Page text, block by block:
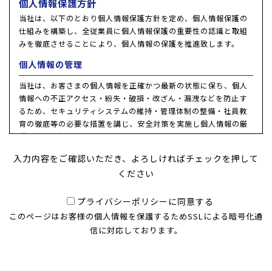
個人情報保護方針
当社は、以下のとおり個人情報保護方針を定め、個人情報保護の
仕組みを構築し、全従業員に個人情報保護の重要性の認識と取組
みを徹底させることにより、個人情報の保護を推進致します。
個人情報の管理
当社は、お客さまの個人情報を正確かつ最新の状態に保ち、個人
情報への不正アクセス・紛失・破損・改ざん・漏洩などを防止す
るため、セキュリティシステムの維持・管理体制の整備・社員教
育の徹底等の必要な措置を講じ、安全対策を実施し個人情報の厳
重な管理を行ないます。
個人情報の利用目的
本ウェブサイトでは、お客様からのお問い合わせ時に、お名前、
ございますが、これらの個人情報はご提供いただく際の目的以外
では利用いたしません。
お客さまからお預かりした個人情報は、当社からのご連絡や業務
入力内容をご確認いただき、よろしければチェックを押して
ください
プライバシーポリシーに同意する
このページはお客様の個人情報を保護するためSSLによる暗号化通
信に対応しております。